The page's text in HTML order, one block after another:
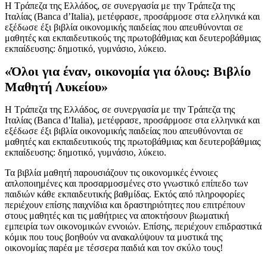
Η Τράπεζα της Ελλάδος, σε συνεργασία με την Τράπεζα της
Ιταλίας (Banca d’Italia), μετέφρασε, προσάρμοσε στα ελληνικά και
εξέδωσε έξι βιβλία οικονομικής παιδείας που απευθύνονται σε
μαθητές και εκπαιδευτικούς της πρωτοβάθμιας και δευτεροβάθμιας
εκπαίδευσης: δημοτικό, γυμνάσιο, λύκειο.
«Όλοι για έναν, οικονομία για όλους: Βιβλίο
Μαθητή Λυκείου»
Η Τράπεζα της Ελλάδος, σε συνεργασία με την Τράπεζα της
Ιταλίας (Banca d’Italia), μετέφρασε, προσάρμοσε στα ελληνικά και
εξέδωσε έξι βιβλία οικονομικής παιδείας που απευθύνονται σε
μαθητές και εκπαιδευτικούς της πρωτοβάθμιας και δευτεροβάθμιας
εκπαίδευσης: δημοτικό, γυμνάσιο, λύκειο.
Τα βιβλία μαθητή παρουσιάζουν τις οικονομικές έννοιες
απλοποιημένες και προσαρμοσμένες στο γνωστικό επίπεδο των
παιδιών κάθε εκπαιδευτικής βαθμίδας. Εκτός από πληροφορίες
περιέχουν επίσης παιχνίδια και δραστηριότητες που επιτρέπουν
στους μαθητές και τις μαθήτριες να αποκτήσουν βιωματική
εμπειρία των οικονομικών εννοιών. Επίσης, περιέχουν επιδραστικά
κόμικ που τους βοηθούν να ανακαλύψουν τα μυστικά της
οικονομίας παρέα με τέσσερα παιδιά και τον σκύλο τους!